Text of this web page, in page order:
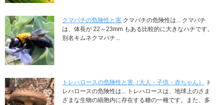
クマバチの危険性と害 クマバチの危険性は... クマバチ
は、体長が 22～23mm もある比較的に大きなハチです。
別名キムネクマバチ...
トレハロースの危険性と害（大人・子供・赤ちゃん）
ト
レハロースの危険性は... トレハロースは、地球上のさま
ざまな生物の細胞内に存在する糖の一種です。また、多